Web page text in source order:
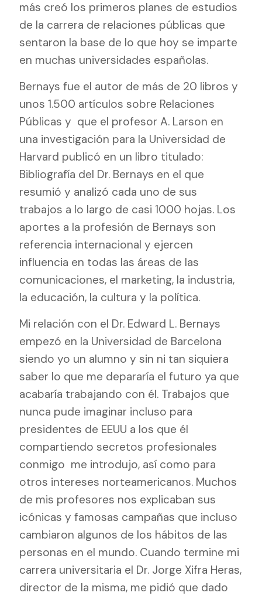
más creó los primeros planes de estudios
de la carrera de relaciones públicas que
sentaron la base de lo que hoy se imparte
en muchas universidades españolas.
Bernays fue el autor de más de 20 libros y
unos 1.500 artículos sobre Relaciones
Públicas y que el profesor A. Larson en
una investigación para la Universidad de
Harvard publicó en un libro titulado:
Bibliografía del Dr. Bernays en el que
resumió y analizó cada uno de sus
trabajos a lo largo de casi 1000 hojas. Los
aportes a la profesión de Bernays son
referencia internacional y ejercen
influencia en todas las áreas de las
comunicaciones, el marketing, la industria,
la educación, la cultura y la política.
Mi relación con el Dr. Edward L. Bernays
empezó en la Universidad de Barcelona
siendo yo un alumno y sin ni tan siquiera
saber lo que me depararía el futuro ya que
acabaría trabajando con él. Trabajos que
nunca pude imaginar incluso para
presidentes de EEUU a los que él
compartiendo secretos profesionales
conmigo me introdujo, así como para
otros intereses norteamericanos. Muchos
de mis profesores nos explicaban sus
icónicas y famosas campañas que incluso
cambiaron algunos de los hábitos de las
personas en el mundo. Cuando termine mi
carrera universitaria el Dr. Jorge Xifra Heras,
director de la misma, me pidió que dado